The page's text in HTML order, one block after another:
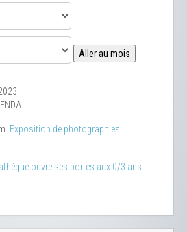
Aller au mois
Exposition de photographies
ouvre ses portes aux 0/3 ans